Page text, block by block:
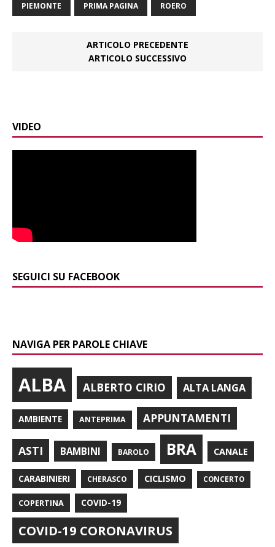
PIEMONTE PRIMA PAGINA ROERO
ARTICOLO PRECEDENTE
ARTICOLO SUCCESSIVO
VIDEO
SEGUICI SU FACEBOOK
NAVIGA PER PAROLE CHIAVE
ALBA ALBERTO CIRIO ALTA LANGA
AMBIENTE ANTEPRIMA APPUNTAMENTI
ASTI BAMBINI BAROLO BRA CANALE
CARABINIERI CHERASCO CICLISMO CONCERTO
COPERTINA COVID-19
COVID-19 CORONAVIRUS